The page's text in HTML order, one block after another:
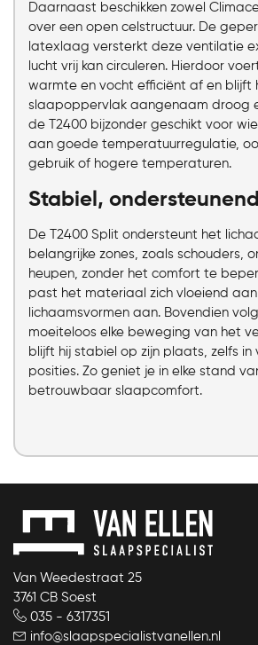
Daarnaast beschikken zowel
over een open celstructuur. De
latexlaag versterkt deze ventilatie
lucht vrij kan circuleren. Hierdoor
warmte en vocht efficiënt af en blijft
slaapoppervlak aangenaam droog
de T2400 bijzonder geschikt voor
aan goede temperatuurregulatie,
gebruik of hogere temperaturen.
Stabiel,
De T2400 Split ondersteunt het
belangrijke zones, zoals schouders,
heupen, zonder het comfort te
past het materiaal zich vloeiend
lichaamsvormen aan. Bovendien
moeiteloos elke beweging van het
blijft hij stabiel op zijn plaats, zelfs in
posities. Zo geniet je in elke stand
betrouwbaar slaapcomfort.
Van Weedestraat 25
3761 CB Soest
035 - 6317351
info@slaapspecialistvanellen.nl